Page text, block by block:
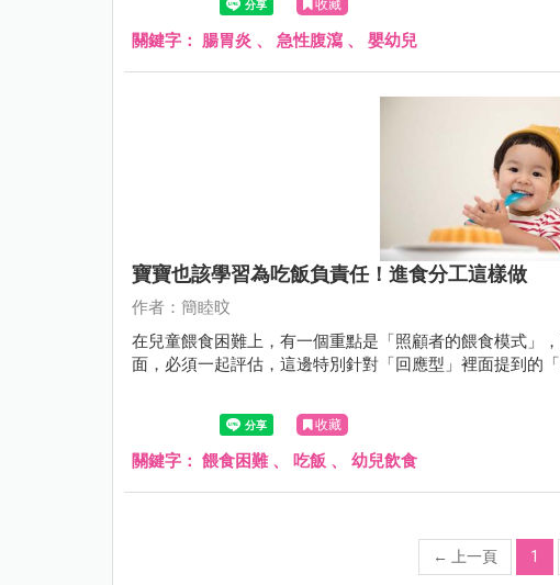
收藏
關鍵字： 腸胃炎 、 急性腹瀉 、 嬰幼兒
寶寶也該學習為吃飯負責任！進食分工這樣做
作者：簡睦旼
在兒童餵食困難上，有一個重點是「照顧者的餵食模式」
面，必須一起評估，這邊特別針對「回應型」裡面提到的
收藏
關鍵字： 餵食困難、 吃飯 、 幼兒飲食
← 上一頁 1